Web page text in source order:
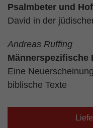
Psalmbeter und
David in der
Andreas Ruffing
Männerspezifische
Eine
biblische Texte